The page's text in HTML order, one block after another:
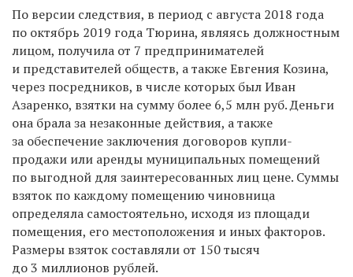
По версии следствия, в период с августа 2018 года
по октябрь 2019 года Тюрина, являясь должностным
лицом, получила от 7 предпринимателей
и представителей обществ, а также Евгения Козина,
через посредников, в числе которых был Иван
Азаренко, взятки на сумму более 6,5 млн руб. Деньги
она брала за незаконные действия, а также
за обеспечение заключения договоров купли-
продажи или аренды муниципальных помещений
по выгодной для заинтересованных лиц цене. Суммы
взяток по каждому помещению чиновница
определяла самостоятельно, исходя из площади
помещения, его местоположения и иных факторов.
Размеры взяток составляли от 150 тысяч
до 3 миллионов рублей.